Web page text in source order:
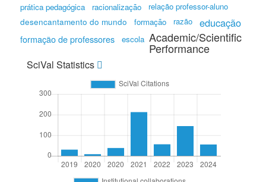
prática pedagógica
racionalização relação professor-aluno
desencantamento do mundo formação razão educação
formação de professores escola Academic/Scientific
Performance
SciVal Statistics